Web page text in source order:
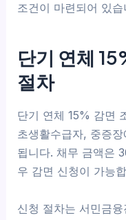
조건이 마련되어 있습
단기 연체
절차
단기 연체 15% 감면
초생활수급자, 중증
됩니다. 채무 금액은
우 감면 신청이 가능
신청 절차는 서민금